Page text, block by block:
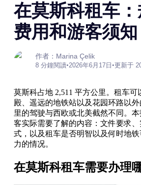
在莫斯科租车：
费用和游客须知
作者：Marina Çelik
8 分鐘閱讀•2026年6月17日 •更新于
莫斯科占地 2,511 平方公里。租车可
殿、遥远的地铁站以及花园环路以
里的驾驶与西欧或北美截然不同。
客实际需要了解的内容：文件要求
式，以及租车是否明智以及何时地
力的情况。
在莫斯科租车需要办理